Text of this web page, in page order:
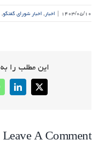
۱۴۰۳/۰۵/۱۰ | اخبار,اخبار شورای گفتگو,
این مطلب را
X
Leave A Comment